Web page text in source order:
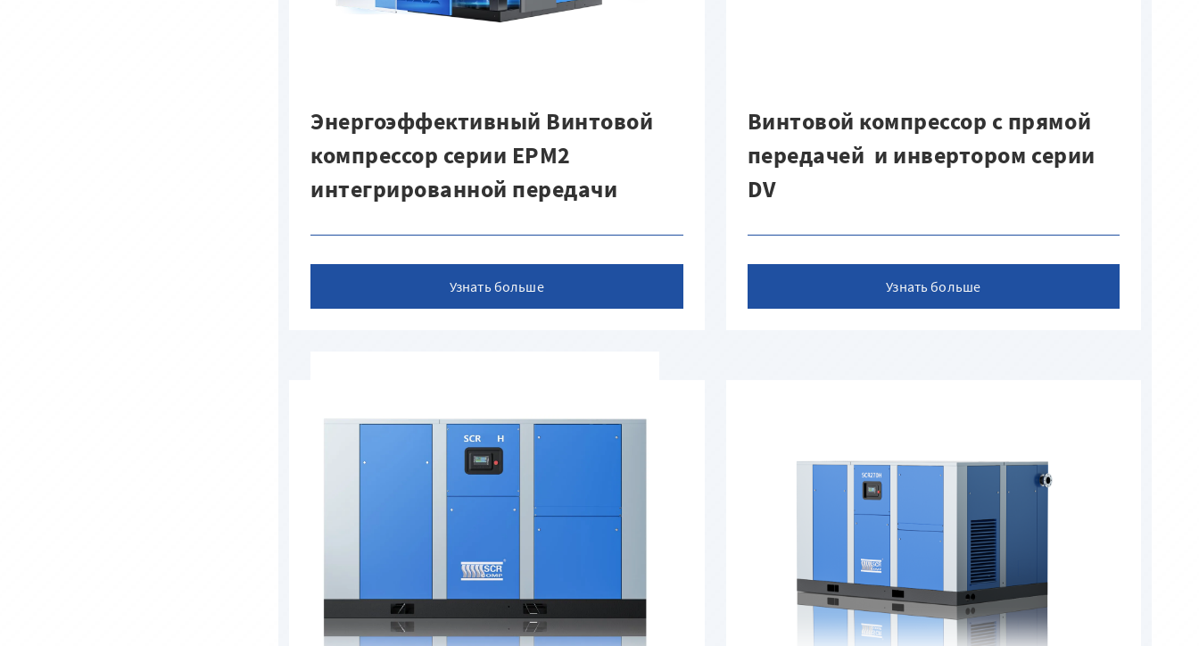
Энергоэффективный Винтовой
компрессор серии EPM2
интегрированной передачи
Узнать больше
Винтовой компрессор с прямой
передачей и инвертором серии
DV
Узнать больше